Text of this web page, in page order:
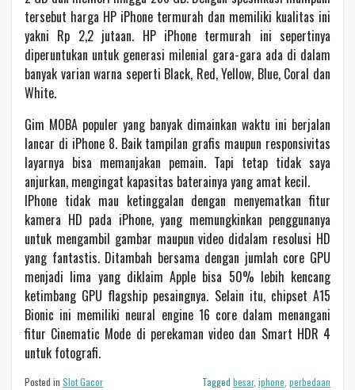
tersebut harga HP iPhone termurah dan memiliki kualitas ini
yakni Rp 2,2 jutaan. HP iPhone termurah ini sepertinya
diperuntukan untuk generasi milenial gara-gara ada di dalam
banyak varian warna seperti Black, Red, Yellow, Blue, Coral dan
White.
Gim MOBA populer yang banyak dimainkan waktu ini berjalan
lancar di iPhone 8. Baik tampilan grafis maupun responsivitas
layarnya bisa memanjakan pemain. Tapi tetap tidak saya
anjurkan, mengingat kapasitas baterainya yang amat kecil.
IPhone tidak mau ketinggalan dengan menyematkan fitur
kamera HD pada iPhone, yang memungkinkan penggunanya
untuk mengambil gambar maupun video didalam resolusi HD
yang fantastis. Ditambah bersama dengan jumlah core GPU
menjadi lima yang diklaim Apple bisa 50% lebih kencang
ketimbang GPU flagship pesaingnya. Selain itu, chipset A15
Bionic ini memiliki neural engine 16 core dalam menangani
fitur Cinematic Mode di perekaman video dan Smart HDR 4
untuk fotografi.
Posted in Slot Gacor Tagged besar, iphone, perbedaan